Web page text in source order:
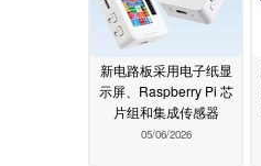
新电路板采用电子纸显
示屏、Raspberry Pi 芯
片组和集成传感器
05/06/2026